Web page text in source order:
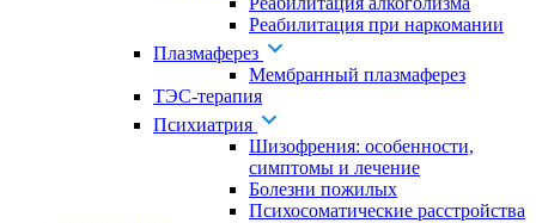
Реабилитация при наркомании
Плазмаферез
Мембранный плазмаферез
ТЭС-терапия
Психиатрия
Шизофрения: особенности,
симптомы и лечение
Болезни пожилых
Психосоматические расстройства